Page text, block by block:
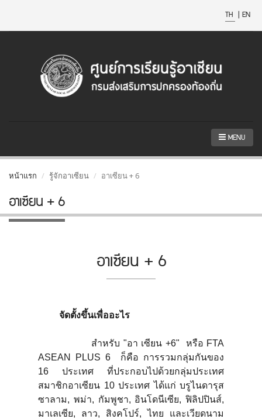
TH | EN
MENU
หน้าแรก รู้จักอาเซียน อาเซียน + 6
อาเซียน + 6
อาเซียน + 6
จัดตั้งขึ้นเพื่ออะไร
สำหรับ "อา เซียน +6" หรือ FTA
ASEAN PLUS 6 ก็คือ การรวมกลุ่มกันของ
16 ประเทศ ที่ประกอบไปด้วยกลุ่มประเทศ
สมาชิกอาเซียน 10 ประเทศ ได้แก่ บรูไนดารุส
ซาลาม, พม่า, กัมพูชา, อินโดนีเซีย, ฟิลิปปินส์,
มาเลเซีย, ลาว, สิงคโปร์, ไทย และเวียดนาม